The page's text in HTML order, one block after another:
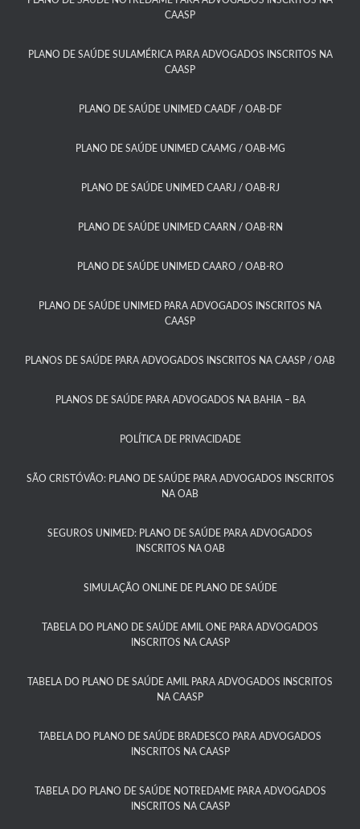
CAASP​
PLANO DE SAÚDE SULAMÉRICA PARA ADVOGADOS INSCRITOS NA
CAASP​
PLANO DE SAÚDE UNIMED CAADF / OAB-DF​
PLANO DE SAÚDE UNIMED CAAMG / OAB-MG​
PLANO DE SAÚDE UNIMED CAARJ / OAB-RJ​
PLANO DE SAÚDE UNIMED CAARN / OAB-RN
PLANO DE SAÚDE UNIMED CAARO / OAB-RO​
PLANO DE SAÚDE UNIMED PARA ADVOGADOS INSCRITOS NA
CAASP​
PLANOS DE SAÚDE PARA ADVOGADOS INSCRITOS NA CAASP / OAB
PLANOS DE SAÚDE PARA ADVOGADOS NA BAHIA – BA​
POLÍTICA DE PRIVACIDADE
SÃO CRISTÓVÃO: PLANO DE SAÚDE PARA ADVOGADOS INSCRITOS
NA OAB
SEGUROS UNIMED: PLANO DE SAÚDE PARA ADVOGADOS
INSCRITOS NA OAB
SIMULAÇÃO ONLINE DE PLANO DE SAÚDE
TABELA DO PLANO DE SAÚDE AMIL ONE PARA ADVOGADOS
INSCRITOS NA CAASP​
TABELA DO PLANO DE SAÚDE AMIL PARA ADVOGADOS INSCRITOS
NA CAASP​
TABELA DO PLANO DE SAÚDE BRADESCO PARA ADVOGADOS
INSCRITOS NA CAASP​
TABELA DO PLANO DE SAÚDE NOTREDAME PARA ADVOGADOS
INSCRITOS NA CAASP